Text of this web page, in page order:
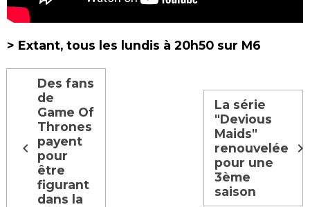
> Extant, tous les lundis à 20h50 sur M6
Des fans
de
Game Of
Thrones
payent
pour
être
figurant
dans la
La série
"Devious
Maids"
renouvelée
pour une
3ème
saison